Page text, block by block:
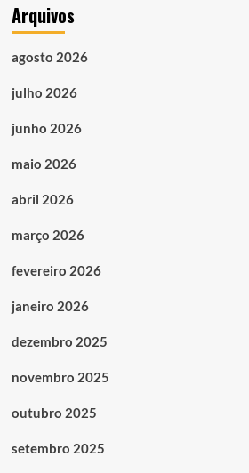
Arquivos
agosto 2026
julho 2026
junho 2026
maio 2026
abril 2026
março 2026
fevereiro 2026
janeiro 2026
dezembro 2025
novembro 2025
outubro 2025
setembro 2025